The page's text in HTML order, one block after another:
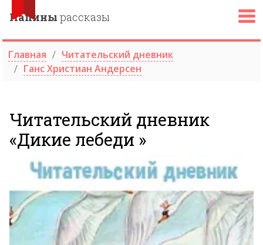
Папины рассказы
Главная
Читательский дневник
Ганс Христиан Андерсен
Читательский дневник
«Дикие лебеди »